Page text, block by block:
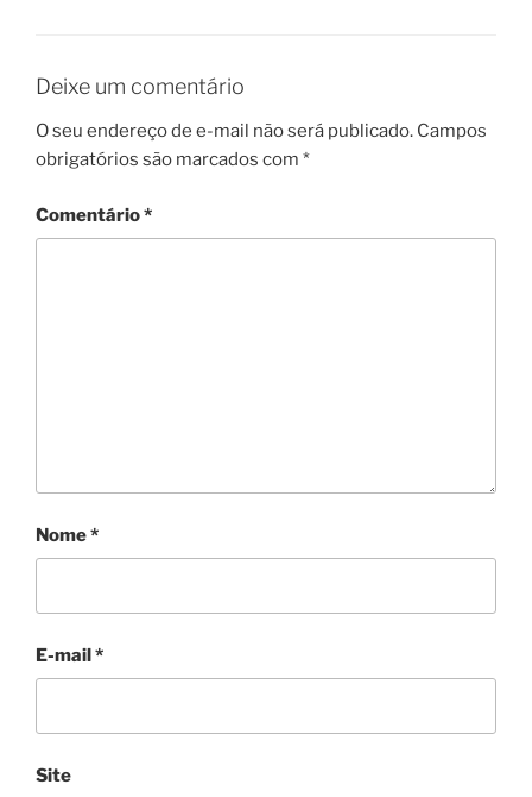
Deixe um comentário
O seu endereço de e-mail não será publicado. Campos
obrigatórios são marcados com *
Comentário*
Nome*
E-mail*
Site